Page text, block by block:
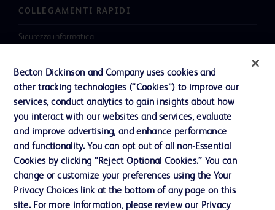
COLLEGAMENTI RAPIDI
Sicurezza informatica
Investitori
Notizie, media e blog
Contattaci
Preferenze sui cookie
Becton Dickinson and Company uses cookies and
other tracking technologies (“Cookies”) to improve our
services, conduct analytics to gain insights about how
you interact with our websites and services, evaluate
and improve advertising, and enhance performance
and functionality. You can opt out of all non-Essential
Cookies by clicking “Reject Optional Cookies.” You can
change or customize your preferences using the Your
Privacy Choices link at the bottom of any page on this
site. For more information, please review our Privacy